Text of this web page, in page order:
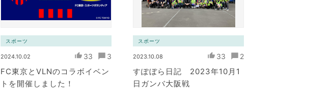
スポーツ
2024.10.02 33 3
FC東京とVLNのコラボイベン
トを開催しました！
スポーツ
2023.10.08 33 2
すぽぼら日記 2023年10月1
日ガンバ大阪戦